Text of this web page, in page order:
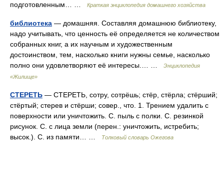
подготовленным… …
Краткая энциклопедия домашнего хозяйства
библиотека — домашняя. Составляя домашнюю библиотеку,
надо учитывать, что ценность её определяется не количеством
собранных книг, а их научным и художественным
достоинством, тем, насколько книги нужны семье, насколько
полно они удовлетворяют её интересы.… …
Энциклопедия
«Жилище»
СТЕРЕТЬ — СТЕРЕТЬ, сотру, сотрёшь; стёр, стёрла; стёрший;
стёртый; стерев и стёрши; совер., что. 1. Трением удалить с
поверхности или уничтожить. С. пыль с полки. С. резинкой
рисунок. С. с лица земли (перен.: уничтожить, истребить;
высок.). С. из памяти… …
Толковый словарь Ожегова